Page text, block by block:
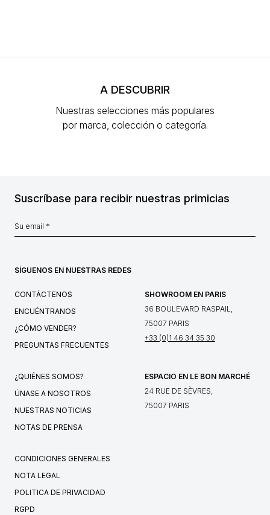
A DESCUBRIR
Nuestras selecciones más populares
por marca, colección o categoría.
Suscríbase para recibir nuestras primicias
SÍGUENOS EN NUESTRAS REDES
CONTÁCTENOS
ENCUÉNTRANOS
¿CÓMO VENDER?
PREGUNTAS FRECUENTES
SHOWROOM EN PARIS
36 BOULEVARD RASPAIL,
75007 PARIS
+33 (0)1 46 34 35 30
¿QUIÉNES SOMOS?
ÚNASE A NOSOTROS
NUESTRAS NOTICIAS
NOTAS DE PRENSA
ESPACIO EN LE BON MARCHÉ
24 RUE DE SÈVRES,
75007 PARIS
CONDICIONES GENERALES
NOTA LEGAL
POLITICA DE PRIVACIDAD
RGPD